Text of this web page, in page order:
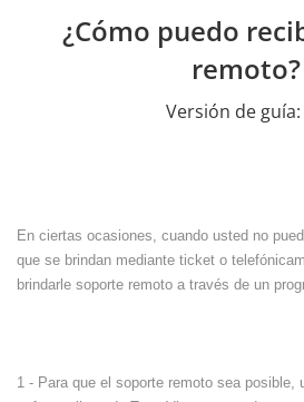
¿Cómo puedo
remoto?
Versión de guía:
En ciertas ocasiones, cuando usted no
que se brindan mediante ticket o
brindarle soporte remoto a través de un
1 - Para que el soporte remoto sea posible,